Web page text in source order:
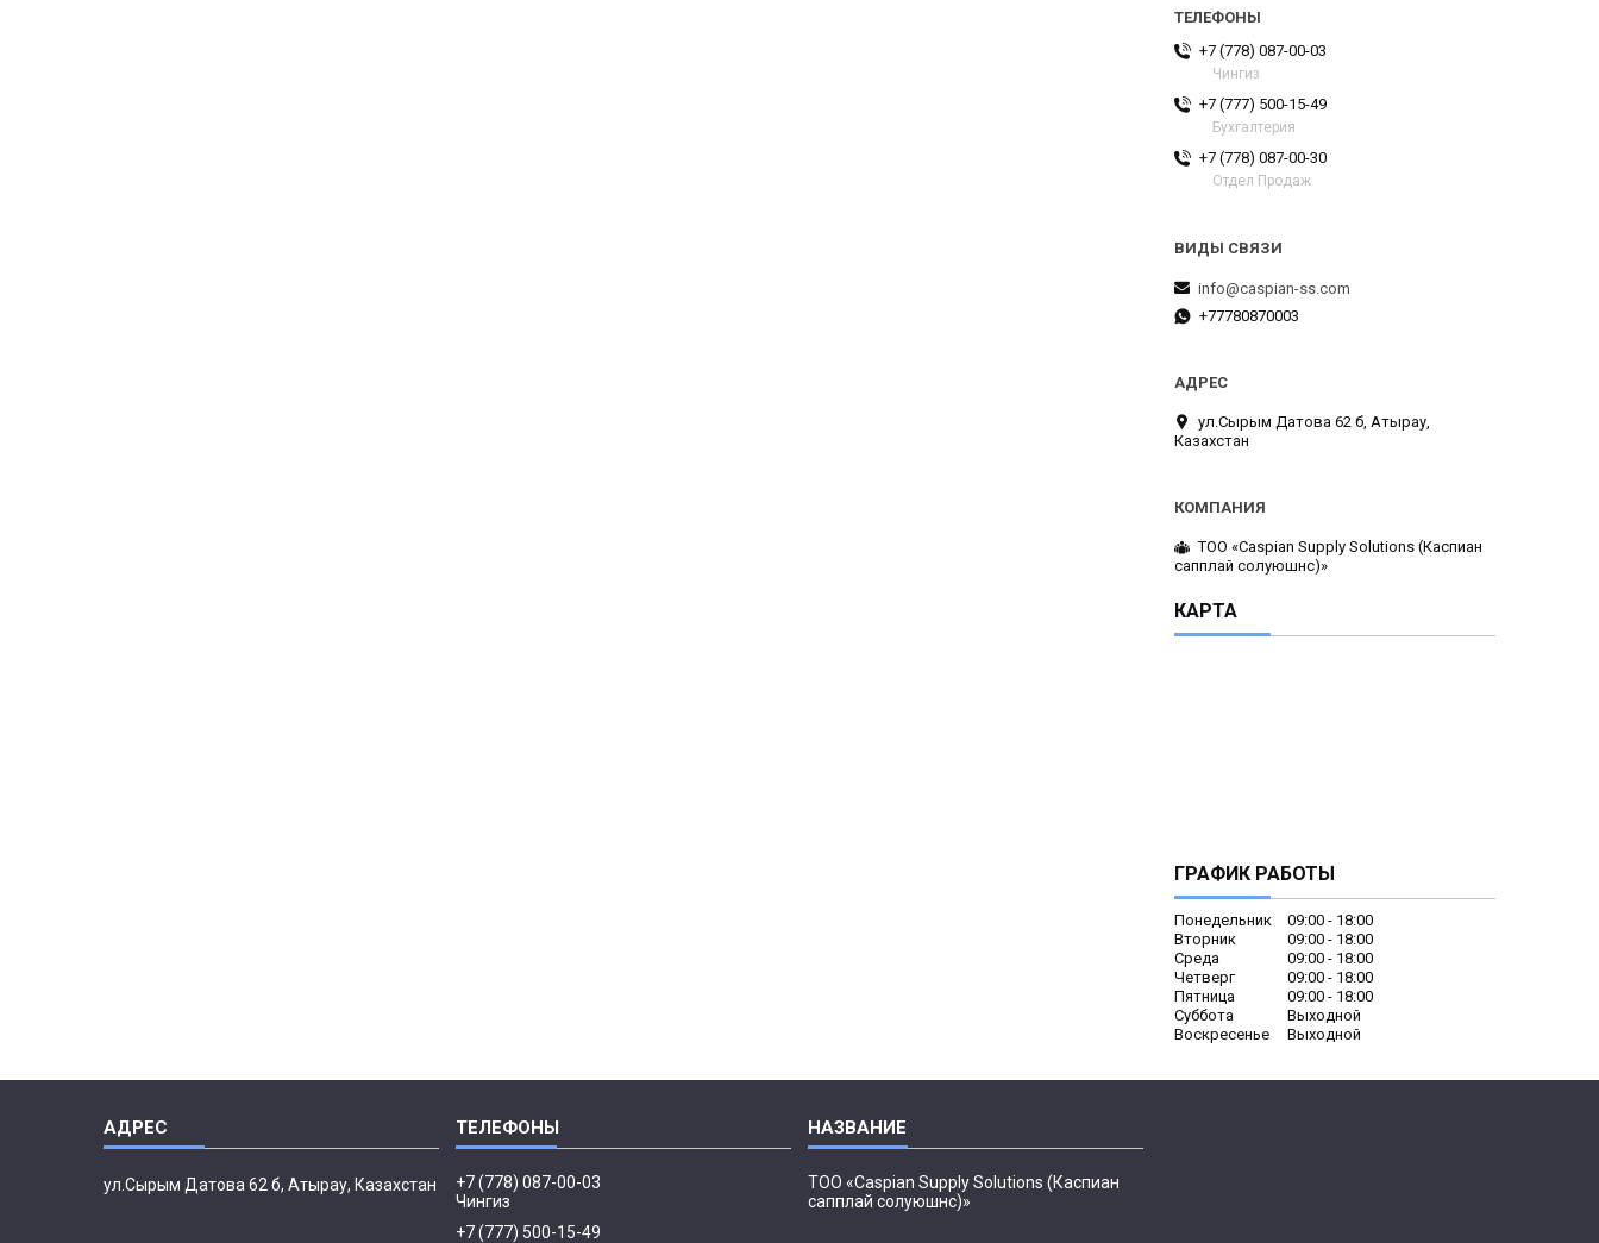
+7 (778) 087-00-03
Чингиз
+7 (777) 500-15-49
Бухгалтерия
+7 (778) 087-00-30
Отдел Продаж
info@caspian-ss.com
+77780870003
ул.Сырым Датова 62 б, Атырау,
Казахстан
ТОО «Caspian Supply Solutions (Каспиан
сапплай солуюшнс)»
КАРТА
ГРАФИК РАБОТЫ
Понедельник 09:00
18:00
Вторник
09:00
18:00
Среда
09:00
18:00
Четверг
09:00
18:00
Пятница
09:00
18:00
Суббота
Выходной
Воскресенье
Выходной
ул.Сырым Датова 62 б, Атырау, Казахстан
+7 (778) 087-00-03
Чингиз
+7 (777) 500-15-49
ТОО «Caspian Supply Solutions (Каспиан
сапплай солуюшнс)»